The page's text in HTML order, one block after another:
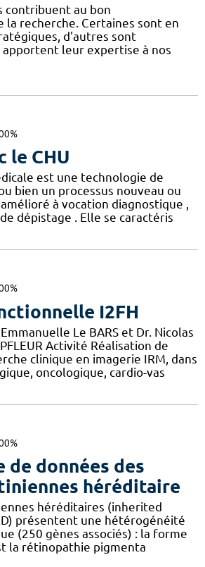
contribuent au bon
recherche. Certaines sont en
d'autres sont
leur expertise à nos
le CHU
est une technologie de
bien un processus nouveau ou
à vocation diagnostique ,
dépistage . Elle se caractéris
I2FH
Le BARS et Dr. Nicolas
Activité Réalisation de
clinique en imagerie IRM, dans
oncologique, cardio-vas
de données des
héréditaire
héréditaires (inherited
présentent une hétérogénéité
(250 gènes associés) : la forme
la rétinopathie pigmenta